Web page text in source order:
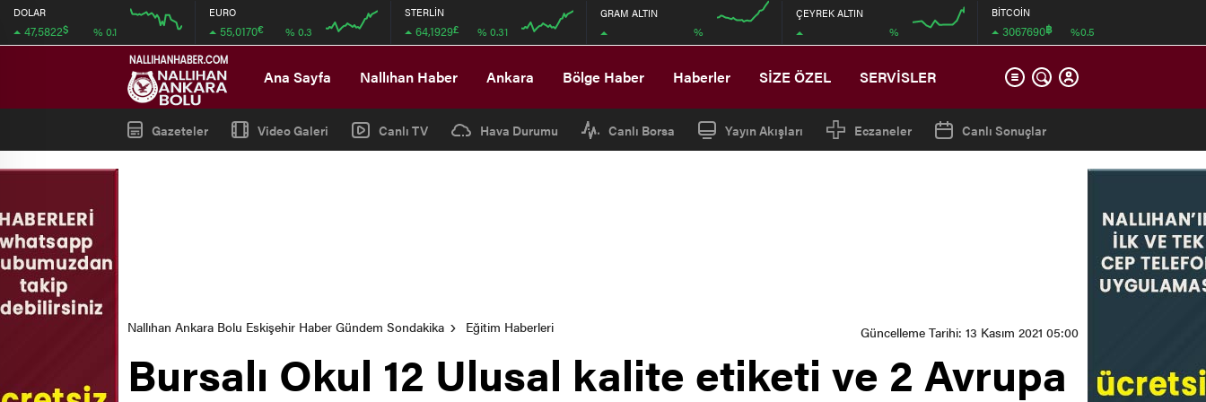
DOLAR
47,5822$ % 0.1
08:00 12:00
EURO
55,0170€ % 0.3
STERLİN
64,1929£ % 0.31
GRAM ALTIN
%
ÇEYREK ALTIN
%
BİTCOİN
3067690฿ %0.5
Ana Sayfa Nallıhan Haber Ankara Bölge Haber Haberler SİZE ÖZEL SERVİSLER
Gazeteler Video Galeri Canlı TV Hava Durumu Canlı Borsa Yayın Akışları Eczaneler Canlı Sonuçlar
Nallıhan Ankara Bolu Eskişehir Haber Gündem Sondakika Eğitim Haberleri Güncelleme Tarihi: 13 Kasım 2021 05:00
Bursalı Okul 12 Ulusal kalite etiketi ve 2 Avrupa